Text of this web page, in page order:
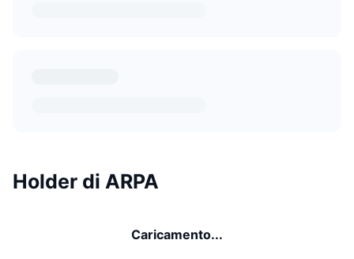
Holder di ARPA
Caricamento...